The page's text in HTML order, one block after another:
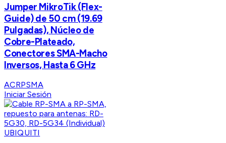
Jumper MikroTik (Flex-
Guide) de 50 cm (19.69
Pulgadas), Núcleo de
Cobre-Plateado,
Conectores SMA-Macho
Inversos, Hasta 6 GHz
ACRPSMA
Iniciar Sesión
UBIQUITI